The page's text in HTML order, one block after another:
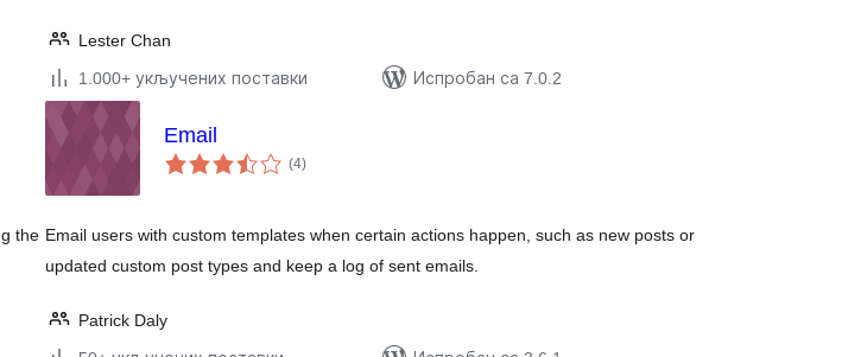
Lester Chan
1.000+ укључених поставки
Испробан са 7.0.2
the
Email
(4укупних
оцена
)
Email users with custom templates when certain actions happen, such as new posts or
updated custom post types and keep a log of sent emails.
Patrick Daly